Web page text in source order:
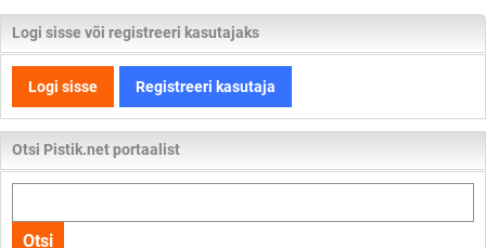
Logi sisse või registreeri kasutajaks
Logi sisse Registreeri kasutaja
Otsi Pistik.net portaalist
kogu
Otsi